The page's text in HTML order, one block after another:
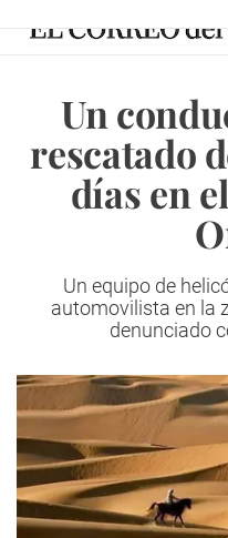
Un
rescatado
días en
Un equipo de
automovilista en la
denunciado